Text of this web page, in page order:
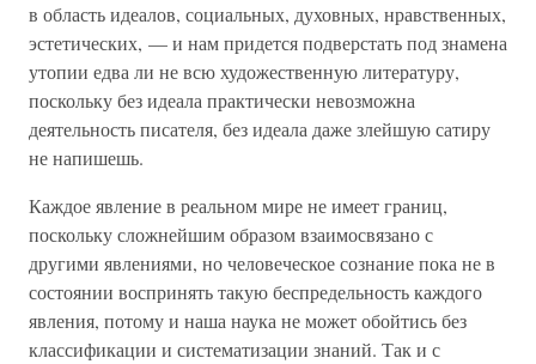
в область идеалов, социальных, духовных, нравственных,
эстетических, — и нам придется подверстать под знамена
утопии едва ли не всю художественную литературу,
поскольку без идеала практически невозможна
деятельность писателя, без идеала даже злейшую сатиру
не напишешь.
Каждое явление в реальном мире не имеет границ,
поскольку сложнейшим образом взаимосвязано с
другими явлениями, но человеческое сознание пока не в
состоянии воспринять такую беспредельность каждого
явления, потому и наша наука не может обойтись без
классификации и систематизации знаний. Так и с